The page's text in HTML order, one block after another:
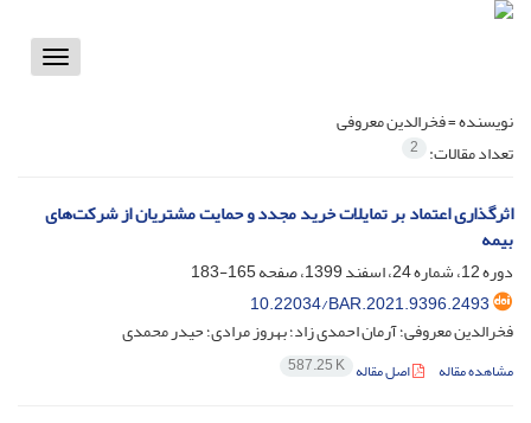
Toggle
نویسنده =فخرالدین معروفی
تعداد مقالات: 2
اثرگذاری اعتماد بر تمایلات خرید مجدد و حمایت مشتریان از شرکت‌های
بیمه
دوره 12، شماره 24، اسفند 1399، صفحه
165-183
10.22034/BAR.2021.9396.2493
فخرالدین معروفی؛ آرمان احمدی زاد؛ بهروز مرادی؛ حیدر محمدی
مشاهده مقاله اصل مقاله 587.25 K